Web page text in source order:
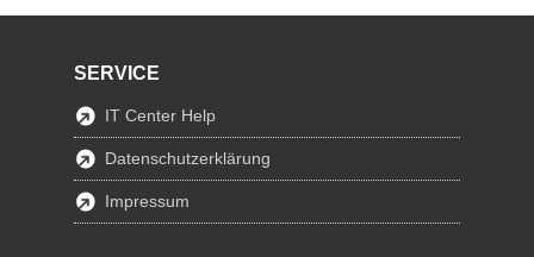
SERVICE
IT Center Help
Datenschutzerklärung
Impressum